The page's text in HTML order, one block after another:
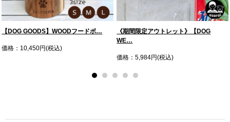
【DOG GOODS】WOODフードボ…
価格：10,450円(税込)
《期間限定アウトレット》【DOG
WE…
価格：5,984円(税込)